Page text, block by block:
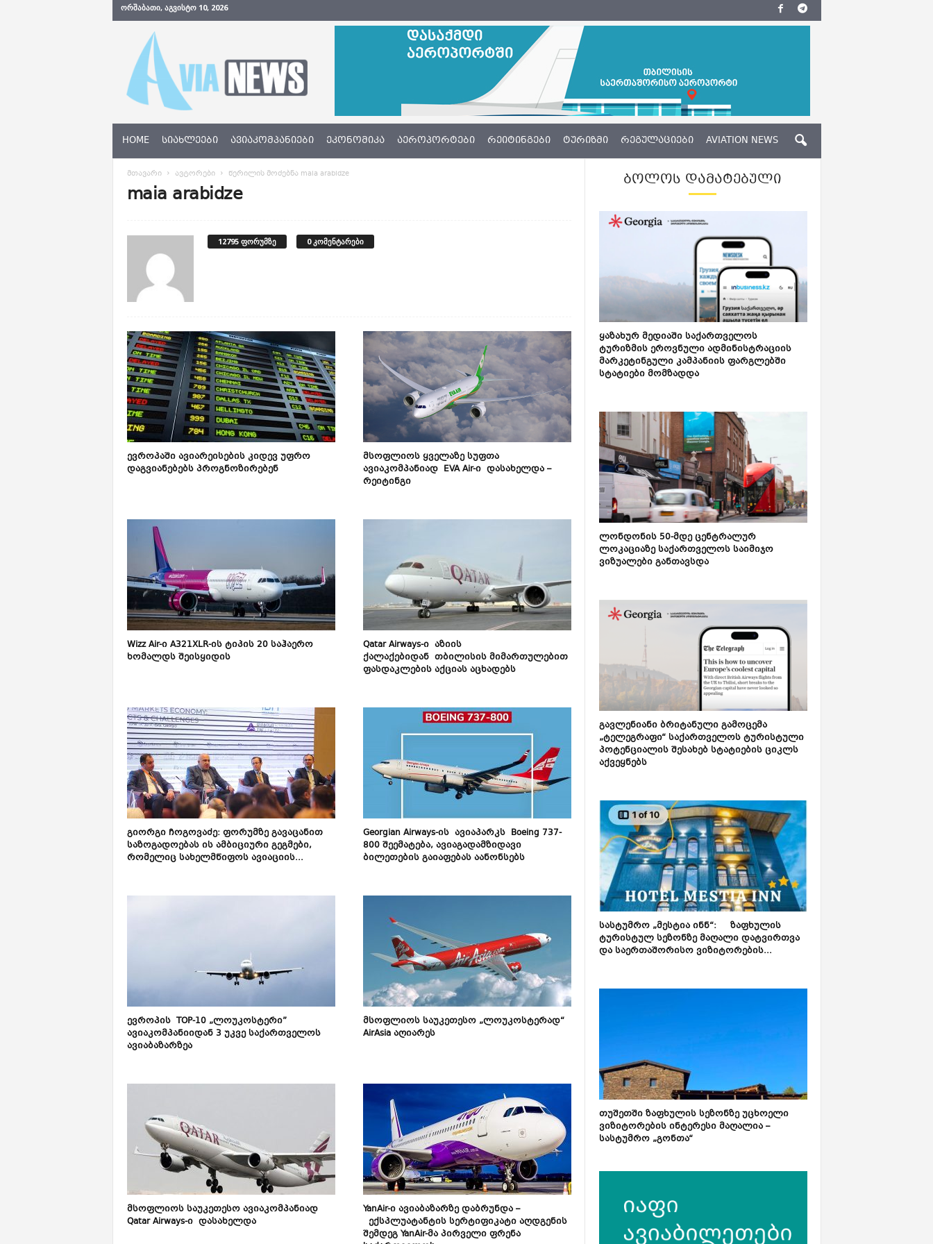
ᲝᲠᲨᲐᲑᲐᲗᲘ, ᲐᲒᲕᲘᲡᲢᲝ 10, 2026
N
w
s
HOME ᲡᲘᲐᲮᲚᲔᲔᲑᲘ ᲐᲕᲘᲐᲙᲝᲛᲞᲐᲜᲘᲔᲑᲘ ᲔᲙᲝᲜᲝᲛᲘᲙᲐ ᲐᲔᲠᲝᲞᲝᲠᲢᲔᲑᲘ ᲠᲔᲘᲢᲘᲜᲒᲔᲑᲘ ᲢᲣᲠᲘᲖᲛᲘ ᲠᲔᲒᲣᲚᲐᲪᲘᲔᲑᲘ AVIATION NEWS
მთავარი ავტორები წერილის მოძებნა maia arabidze
maia arabidze
12795 ფორუმზე 0 კომენტარები
ევროპაში ავიარეისების კიდევ უფრო
დაგვიანებებს პროგნოზირებენ
მსოფლიოს ყველაზე სუფთა
ავიაკომპანიად​ EVA Air-ი დასახელდა –
რეიტინგი
Wizz Air-ი A321XLR-ის ტიპის 20 საჰაერო
ხომალდს შეისყიდის
Qatar Airways-ი აზიის
ქალაქებიდან თბილისის მიმართულებით
ფასდაკლების აქციას აცხადებს
გიორგი ჩოგოვაძე: ფორუმზე გავაცანით
საზოგადოებას ის ამბიციური გეგმები,
რომელიც სახელმწიფოს ავიაციის...
Georgian Airways-ის ავიაპარკს Boeing 737-
800 შეემატება, ავიაგადამზიდავი
ბილეთების გაიაფებას აანონსებს
ევროპის TOP-10 „ლოუკოსტერი”
ავიაკომპანიიდან 3 უკვე საქართველოს
ავიაბაზარზეა
მსოფლიოს საუკეთესო „ლოუკოსტერად“
AirAsia აღიარეს
მსოფლიოს საუკეთესო ავიაკომპანიად ​
Qatar Airways-ი დასახელდა
YanAir-ი ავიაბაზარზე დაბრუნდა –
ექსპლუატანტის სერტიფიკატი აღდგენის
შემდეგ YanAir-მა პირველი ფრენა
ᲑᲝᲚᲝᲡ ᲓᲐᲛᲐᲢᲔᲑᲣᲚᲘ
ყაზახურ მედიაში საქართველოს
ტურიზმის ეროვნული ადმინისტრაციის
მარკეტინგული კამპანიის ფარგლებში
სტატიები მომზადდა
ლონდონის 50-მდე ცენტრალურ
ლოკაციაზე საქართველოს საიმიჯო
ვიზუალები განთავსდა
გავლენიანი ბრიტანული გამოცემა
„ტელეგრაფი“ საქართველოს ტურისტული
პოტენციალის შესახებ სტატიების ციკლს
აქვეყნებს
სასტუმრო „მესტია ინნ“: ზაფხულის
ტურისტულ სეზონზე მაღალი დატვირთვა
და საერთაშორისო ვიზიტორების...
თუშეთში ზაფხულის სეზონზე უცხოელი
ვიზიტორების ინტერესი მაღალია –
სასტუმრო „გონთა“